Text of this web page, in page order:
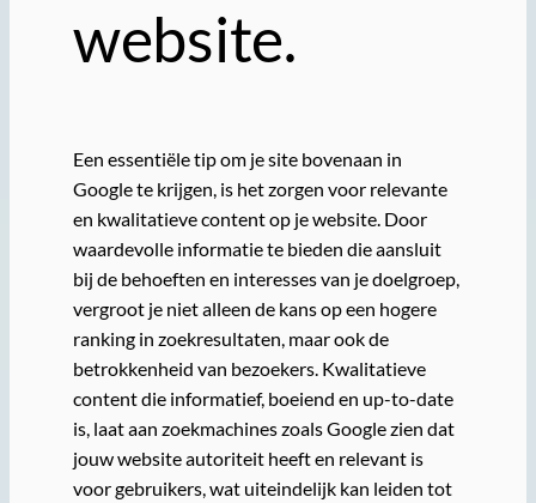
website.
Een essentiële tip om je site bovenaan in
Google te krijgen, is het zorgen voor relevante
en kwalitatieve content op je website. Door
waardevolle informatie te bieden die aansluit
bij de behoeften en interesses van je doelgroep,
vergroot je niet alleen de kans op een hogere
ranking in zoekresultaten, maar ook de
betrokkenheid van bezoekers. Kwalitatieve
content die informatief, boeiend en up-to-date
is, laat aan zoekmachines zoals Google zien dat
jouw website autoriteit heeft en relevant is
voor gebruikers, wat uiteindelijk kan leiden tot